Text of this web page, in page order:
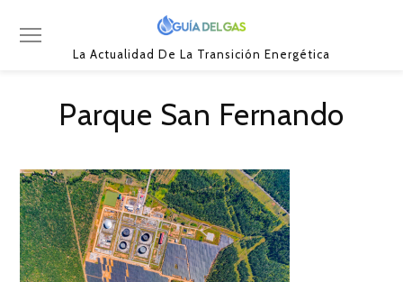
La Actualidad De La Transición Energética
Parque San Fernando